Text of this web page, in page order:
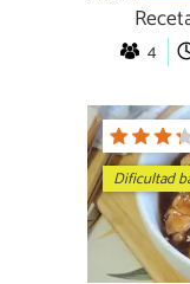
4
Dificultad